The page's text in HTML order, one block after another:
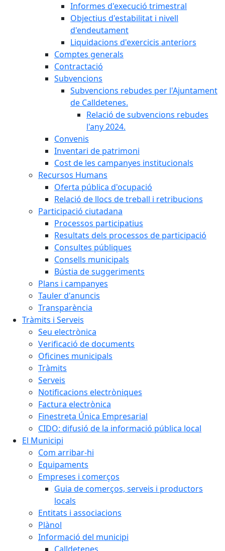
Informes d'execució trimestral
Objectius d'estabilitat i nivell
d'endeutament
Liquidacions d'exercicis anteriors
Comptes generals
Contractació
Subvencions
Subvencions rebudes per l'Ajuntament
de Calldetenes.
Relació de subvencions rebudes
l'any 2024.
Convenis
Inventari de patrimoni
Cost de les campanyes institucionals
Recursos Humans
Oferta pública d'ocupació
Relació de llocs de treball i retribucions
Participació ciutadana
Processos participatius
Resultats dels processos de participació
Consultes públiques
Consells municipals
Bústia de suggeriments
Plans i campanyes
Tauler d'anuncis
Transparència
Tràmits i Serveis
Seu electrònica
Verificació de documents
Oficines municipals
Tràmits
Serveis
Notificacions electròniques
Factura electrònica
Finestreta Única Empresarial
CIDO: difusió de la informació pública local
El Municipi
Com arribar-hi
Equipaments
Empreses i comerços
Guia de comerços, serveis i productors
locals
Entitats i associacions
Plànol
Informació del municipi